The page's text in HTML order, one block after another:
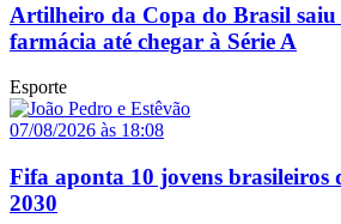
Artilheiro da Copa do Brasil saiu
farmácia até chegar à Série A
Esporte
07/08/2026 às 18:08
Fifa aponta 10 jovens brasileiros
2030